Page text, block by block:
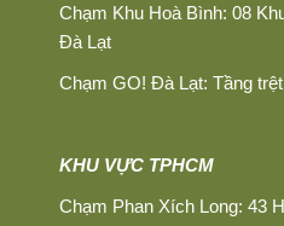
Chạm Khu Hoà Bình: 08
Đà Lạt
Chạm GO! Đà Lạt: Tầng
KHU VỰC TPHCM
Chạm Phan Xích Long: 43